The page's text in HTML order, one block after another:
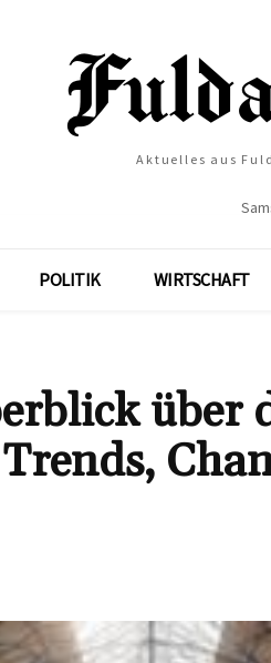
Aktuelles aus
POLITIK WIRTSCHAFT
über